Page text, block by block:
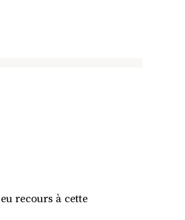
recours à cette